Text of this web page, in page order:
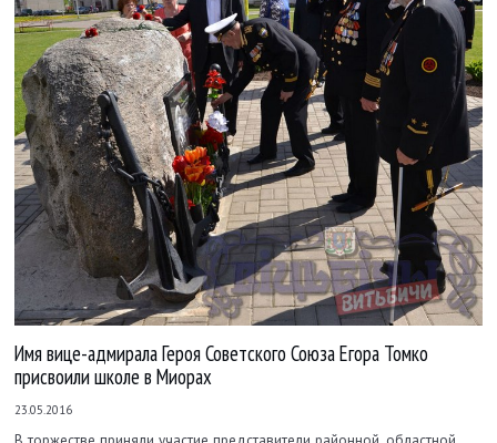
Имя вице-адмирала Героя Советского Союза Егора Томко
присвоили школе в Миорах
23.05.2016